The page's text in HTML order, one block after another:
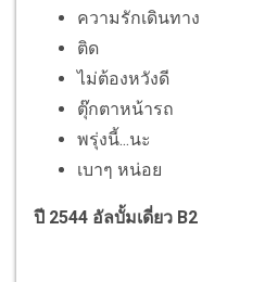
ความรักเดินทาง
ติด
ไม่ต้องหวังดี
ตุ๊กตาหน้ารถ
พรุ่งนี้...นะ
เบาๆ หน่อย
ปี 2544 อัลบั้มเดี่ยว B2